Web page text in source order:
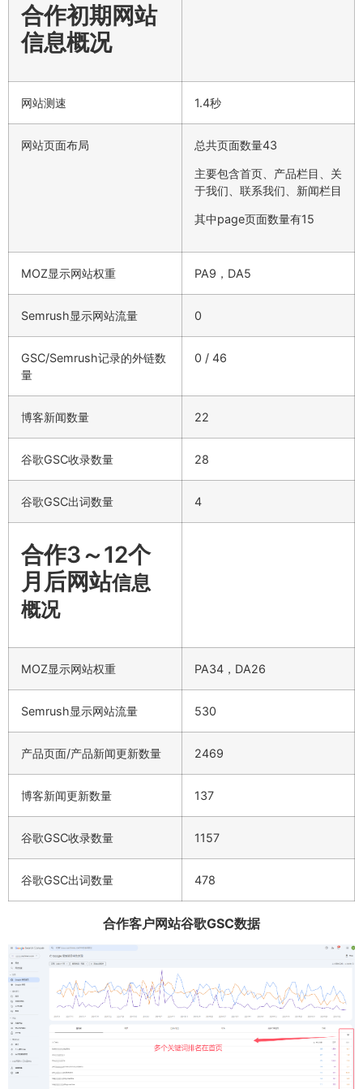
合作初期网站
信息概况
网站测速 1.4秒
网站页面布局 总共页面数量43
主要包含首页、产品栏目、关
于我们、联系我们、新闻栏目
其中page页面数量有15
MOZ显示网站权重 PA9，DA5
Semrush显示网站流量 0
GSC/Semrush记录的外链数
量
0 / 46
博客新闻数量 22
谷歌GSC收录数量 28
谷歌GSC出词数量 4
合作3～12个
月后网站信息
概况
MOZ显示网站权重 PA34，DA26
Semrush显示网站流量 530
产品页面/产品新闻更新数量 2469
博客新闻更新数量 137
谷歌GSC收录数量 1157
谷歌GSC出词数量 478
合作客户网站谷歌GSC数据